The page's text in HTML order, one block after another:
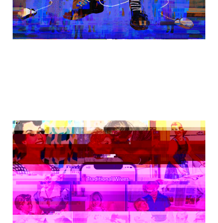
Soft girls,
tradfruar och den
stora
trygghetskinken
08 jun 20258 min read